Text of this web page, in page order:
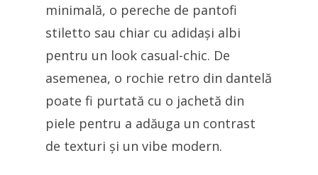
minimală, o pereche de pantofi
stiletto sau chiar cu adidași albi
pentru un look casual-chic. De
asemenea, o rochie retro din dantelă
poate fi purtată cu o jachetă din
piele pentru a adăuga un contrast
de texturi și un vibe modern.